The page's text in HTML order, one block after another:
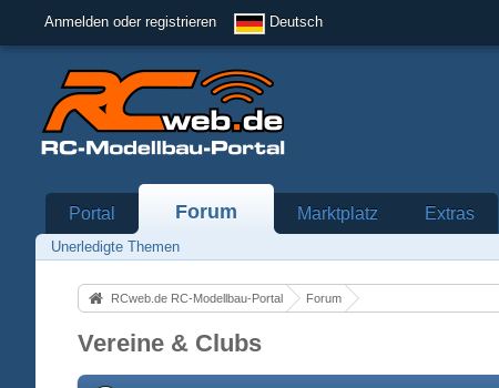
Anmelden oder registrieren Deutsch
Portal Forum Marktplatz Extras
Unerledigte Themen
RCweb.de RC-Modellbau-Portal Forum
Vereine & Clubs